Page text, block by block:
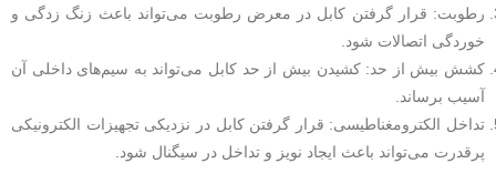
رطوبت: قرار گرفتن کابل در معرض رطوبت می‌تواند باعث زنگ زدگی و
خوردگی اتصالات شود.
کشش بیش از حد: کشیدن بیش از حد کابل می‌تواند به سیم‌های داخلی آن
آسیب برساند.
تداخل الکترومغناطیسی: قرار گرفتن کابل در نزدیکی تجهیزات الکترونیکی
پرقدرت می‌تواند باعث ایجاد نویز و تداخل در سیگنال شود.